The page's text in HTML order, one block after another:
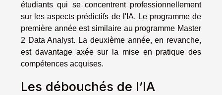
étudiants qui se concentrent professionnellement
sur les aspects prédictifs de l'IA. Le programme de
première année est similaire au programme Master
2 Data Analyst. La deuxième année, en revanche,
est davantage axée sur la mise en pratique des
compétences acquises.
Les débouchés de l’IA